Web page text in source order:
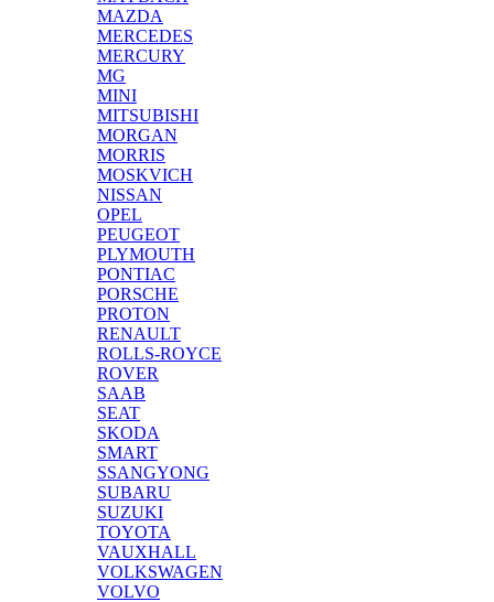
MAZDA
MERCEDES
MERCURY
MG
MINI
MITSUBISHI
MORGAN
MORRIS
MOSKVICH
NISSAN
OPEL
PEUGEOT
PLYMOUTH
PONTIAC
PORSCHE
PROTON
RENAULT
ROLLS-ROYCE
ROVER
SAAB
SEAT
SKODA
SMART
SSANGYONG
SUBARU
SUZUKI
TOYOTA
VAUXHALL
VOLKSWAGEN
VOLVO